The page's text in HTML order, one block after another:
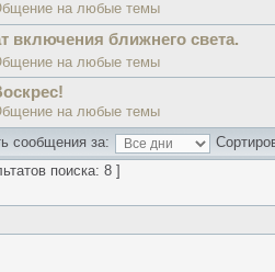
на любые темы
включения ближнего света.
на любые темы
на любые темы
сообщения за:
поиска: 8 ]